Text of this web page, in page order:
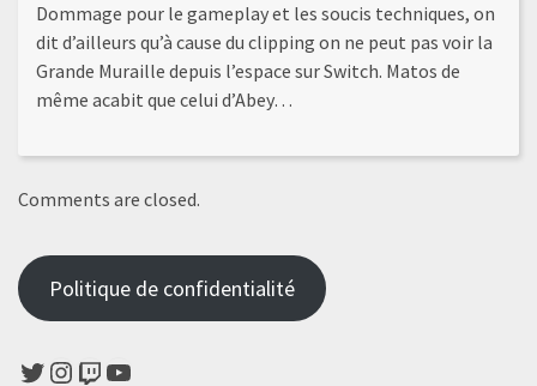
Dommage pour le gameplay et les soucis techniques, on
dit d’ailleurs qu’à cause du clipping on ne peut pas voir la
Grande Muraille depuis l’espace sur Switch. Matos de
même acabit que celui d’Abey…
Comments are closed.
Politique de confidentialité
Twitter
Instagram
TwitchYouTube